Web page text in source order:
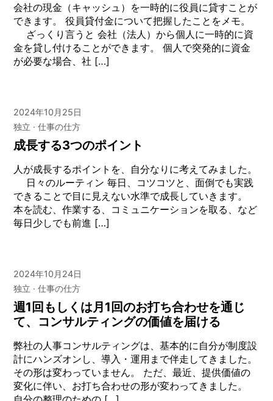
会社の現金（キャッシュ）を一時的に役員に貸すことが
できます。 役員貸付金について把握したことをメモ。
ざっくり言うと 会社（法人）から個人に一時的に資
金を貸し付けることができます。 個人で突発的に資金
が必要な場合、社 […]
2024年10月25日
独立
仕事の仕方
成長する3つのポイント
人が成長するポイントを、自分なりに考えてみました。
日々のルーティン 毎日、コツコツと、面倒でも実践
できることで目に見えない水準で成長していきます。
本を読む、作業する、コミュニケーションを取る、など
毎日少しでも前進 […]
2024年10月24日
独立
仕事の仕方
週1回もしくは月1回のお打ち合わせを通じ
て、コンサルティングの価値を届ける
弊社の人事コンサルティングは、基本的に自分が制度設
計にハンズオンし、導入・運用まで伴走してきました。
その形は変わっていません。 ただ、最近、提供価値の
変化に伴い、お打ち合わせの形が変わってきました。